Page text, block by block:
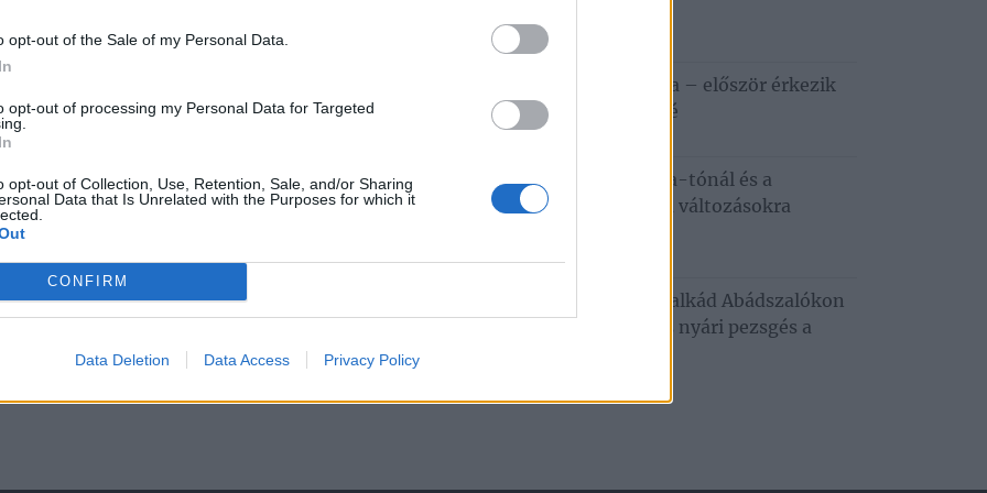
opt-out of the Sale of my Personal Data.
opt-out of processing my Personal Data for Targeted
opt-out of Collection, Use, Retention, Sale, and/or Sharing
Data that Is Unrelated with the Purposes for which it
CONFIRM
Data Deletion Data Access Privacy Policy
7500 Ft/család (2 felnőtt, 1 vagy 2 gyerek),
a szakvezetés, a látványetetés és a csillagászati
elő!
ig lehetséges.
meg és előzetes bejelentkezés szükséges
2026. augusztus 5.
Budapestről a Tisza-tóra – először érkezik
Tiszafüredre a Haccacáré
Rendkívüli hőség a Tisza-tónál és a
Hortobágyon – ezekre a változásokra
2026. augusztus 3.
Augusztusi programkavalkád Abádszalókon
– koncert, tánc, mozi és nyári pezsgés a